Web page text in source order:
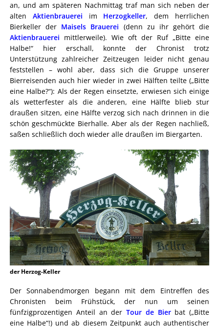
an, und am späteren Nachmittag traf man sich neben der
alten Aktienbrauerei im Herzogkeller, dem herrlichen
Bierkeller der Maisels Brauerei (denn zu ihr gehört die
Aktienbrauerei mittlerweile). Wie oft der Ruf „Bitte eine
Halbe!“ hier erschall, konnte der Chronist trotz
Unterstützung zahlreicher Zeitzeugen leider nicht genau
feststellen – wohl aber, dass sich die Gruppe unserer
Bierreisenden auch hier wieder in zwei Hälften teilte („Bitte
eine Halbe?“): Als der Regen einsetzte, erwiesen sich einige
als wetterfester als die anderen, eine Hälfte blieb stur
draußen sitzen, eine Hälfte verzog sich nach drinnen in die
schön geschmückte Bierhalle. Aber als der Regen nachließ,
saßen schließlich doch wieder alle draußen im Biergarten.
der Herzog-Keller
Der Sonnabendmorgen begann mit dem Eintreffen des
Chronisten beim Frühstück, der nun um seinen
fünfzigprozentigen Anteil an der Tour de Bierbat („Bitte
eine Halbe“!) und ab diesem Zeitpunkt auch authentischer